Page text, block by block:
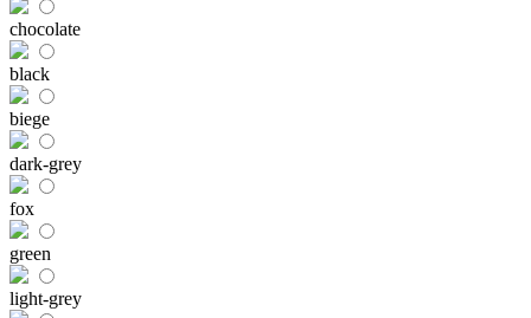
chocolate
black
biege
dark-grey
fox
green
light-grey